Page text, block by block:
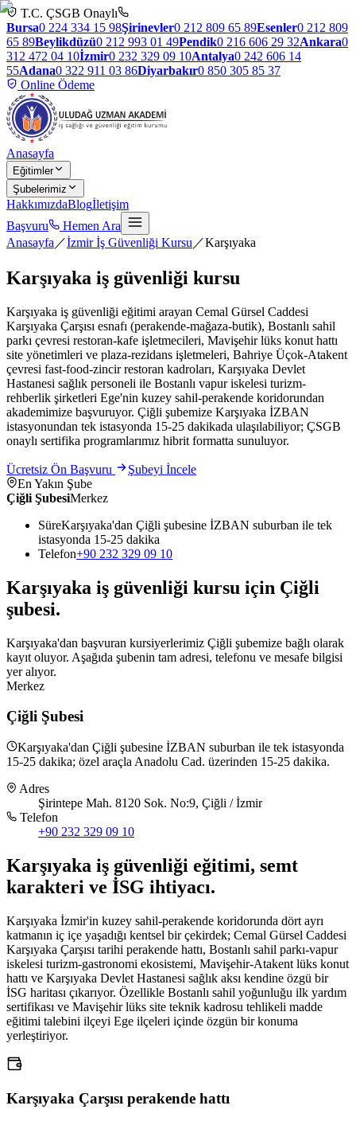
T.C. ÇSGB Onaylı
Bursa0 224 334 15 98Şirinevler0 212 809 65 89Esenler0 212 809
65 89Beylikdüzü0 212 993 01 49Pendik0 216 606 29 32Ankara0
312 472 04 10İzmir0 232 329 09 10Antalya0 242 606 14
55Adana0 322 911 03 86Diyarbakır0 850 305 85 37
Online Ödeme
Anasayfa
Eğitimler
Şubelerimiz
HakkımızdaBlogİletişim
Başvuru
Hemen Ara
Anasayfa ／İzmir İş Güvenliği Kursu ／Karşıyaka
Karşıyaka iş güvenliği kursu
Karşıyaka iş güvenliği eğitimi arayan Cemal Gürsel Caddesi
Karşıyaka Çarşısı esnafı (perakende-mağaza-butik), Bostanlı sahil
parkı çevresi restoran-kafe işletmecileri, Mavişehir lüks konut hattı
site yönetimleri ve plaza-rezidans işletmeleri, Bahriye Üçok-Atakent
çevresi fast-food-zincir restoran kadroları, Karşıyaka Devlet
Hastanesi sağlık personeli ile Bostanlı vapur iskelesi turizm-
rehberlik şirketleri Ege'nin kuzey sahil-perakende koridorundan
akademimize başvuruyor. Çiğli şubemize Karşıyaka İZBAN
istasyonundan tek istasyonda 15-25 dakikada ulaşılabiliyor; ÇSGB
onaylı sertifika programlarımız hibrit formatta sunuluyor.
Ücretsiz Ön Başvuru
Şubeyi İncele
En Yakın Şube
Çiğli ŞubesiMerkez
SüreKarşıyaka'dan Çiğli şubesine İZBAN suburban ile tek
istasyonda 15-25 dakika
Telefon+90 232 329 09 10
Karşıyaka iş güvenliği kursu için Çiğli
şubesi.
Karşıyaka'dan başvuran kursiyerlerimiz Çiğli şubemize bağlı olarak
kayıt oluyor. Aşağıda şubenin tam adresi, telefonu ve mesafe bilgisi
yer alıyor.
Merkez
Çiğli Şubesi
Karşıyaka'dan Çiğli şubesine İZBAN suburban ile tek istasyonda
15-25 dakika; özel araçla Anadolu Cad. üzerinden 15-25 dakika.
Adres
Şirintepe Mah. 8120 Sok. No:9, Çiğli / İzmir
Telefon
+90 232 329 09 10
Karşıyaka iş güvenliği eğitimi, semt
karakteri ve İSG ihtiyacı.
Karşıyaka İzmir'in kuzey sahil-perakende koridorunda dört ayrı
katmanın iç içe yaşadığı kentsel bir çekirdek; Cemal Gürsel Caddesi
Karşıyaka Çarşısı tarihi perakende hattı, Bostanlı sahil parkı-vapur
iskelesi turizm-gastronomi ekosistemi, Mavişehir-Atakent lüks konut
hattı ve Karşıyaka Devlet Hastanesi sağlık aksı kendine özgü bir
İSG haritası çıkarıyor. Özellikle Bostanlı sahil yoğunluğu ilk yardım
sertifikası ve Mavişehir lüks site teknik kadrosu tehlikeli madde
eğitimi talebini ilçeyi Ege ilçeleri içinde özgün bir konuma
yerleştiriyor.
Karşıyaka Çarşısı perakende hattı